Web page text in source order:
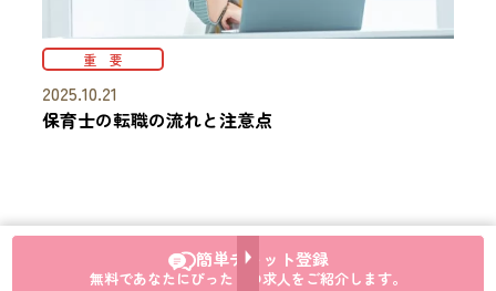
重 要
2025.10.21
保育士の転職の流れと注意点
簡単チャット登録
無料であなたにぴったりの求人をご紹介します。